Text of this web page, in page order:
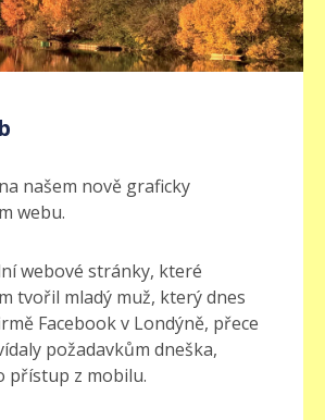
našem nově graficky
webu.
webové stránky, které
tvořil mladý muž, který dnes
Facebook v Londýně, přece
požadavkům dneška,
přístup z mobilu.